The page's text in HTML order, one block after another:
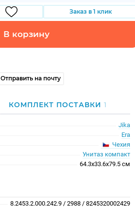
Заказ в 1 клик
В корзину
Отправить на почту
КОМПЛЕКТ ПОСТАВКИ 1
Jika
Era
Чехия
Унитаз компакт
64.3x33.6x79.5 см
8.2453.2.000.242.9 / 2988 / 8245320002429